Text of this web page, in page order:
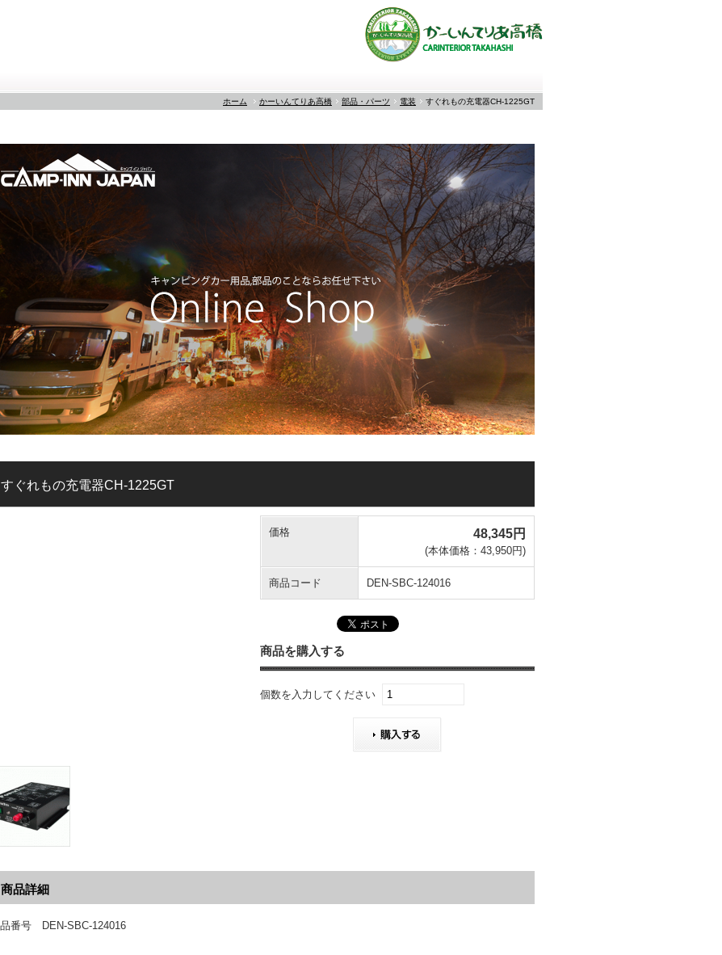
ホーム かーいんてりあ高橋 部品・パーツ 電装 すぐれもの充電器CH-1225GT
すぐれもの充電器CH-1225GT
価格 48,345円
(本体価格：43,950円)
商品コード DEN-SBC-124016
商品を購入する
個数を入力してください
商品詳細
番号 DEN-SBC-124016